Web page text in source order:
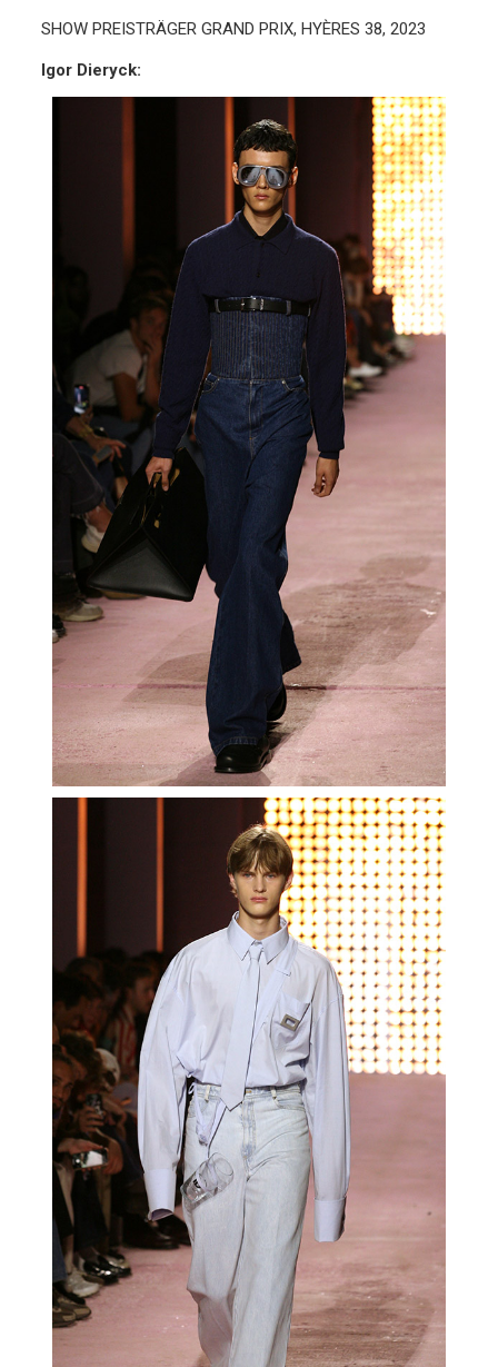
SHOW PREISTRÄGER GRAND PRIX, HYÈRES 38, 2023
Igor Dieryck: